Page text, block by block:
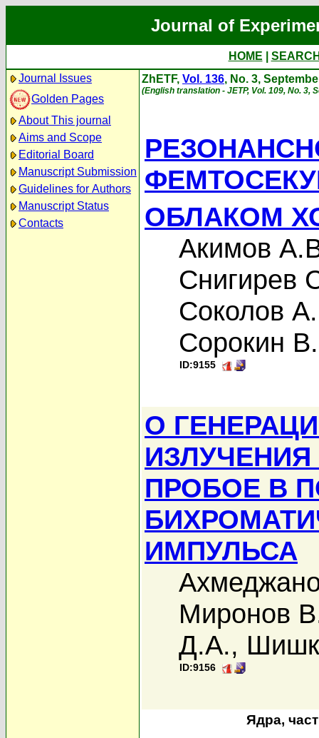
Journal of
HOME
Journal Issues
Golden Pages
About This journal
Aims and Scope
Editorial Board
Manuscript Submission
Guidelines for Authors
Manuscript Status
Contacts
ZhETF, Vol. 136, No. 3,
(English translation - JETP, Vol. 109, No. 3,
ОБЛАКОМ
Акимов
Снигирев
Соколов
Сорокин
ID:9155
О
ПРОБОЕ В
ИМПУЛЬСА
Миронов
Д.А.,
ID:9156
Ядра,